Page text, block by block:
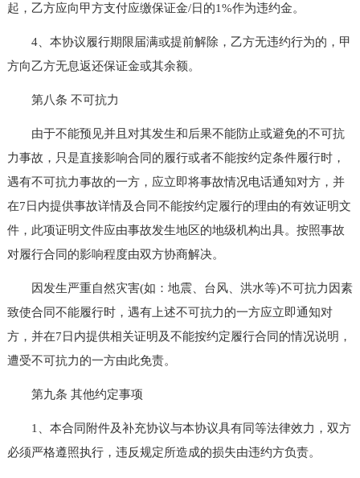
起，乙方应向甲方支付应缴保证金/日的1%作为违约金。
4、本协议履行期限届满或提前解除，乙方无违约行为的，甲
方向乙方无息返还保证金或其余额。
第八条 不可抗力
由于不能预见并且对其发生和后果不能防止或避免的不可抗
力事故，只是直接影响合同的履行或者不能按约定条件履行时，
遇有不可抗力事故的一方，应立即将事故情况电话通知对方，并
在7日内提供事故详情及合同不能按约定履行的理由的有效证明文
件，此项证明文件应由事故发生地区的地级机构出具。按照事故
对履行合同的影响程度由双方协商解决。
因发生严重自然灾害(如：地震、台风、洪水等)不可抗力因素
致使合同不能履行时，遇有上述不可抗力的一方应立即通知对
方，并在7日内提供相关证明及不能按约定履行合同的情况说明，
遭受不可抗力的一方由此免责。
第九条 其他约定事项
1、本合同附件及补充协议与本协议具有同等法律效力，双方
必须严格遵照执行，违反规定所造成的损失由违约方负责。